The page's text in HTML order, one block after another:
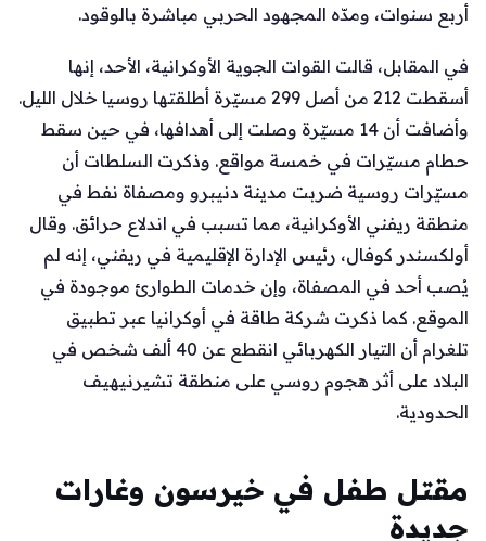
أربع سنوات، ومدّه المجهود الحربي مباشرة بالوقود.
في المقابل، قالت القوات الجوية الأوكرانية، الأحد، إنها
أسقطت 212 من أصل 299 مسيّرة أطلقتها روسيا خلال الليل.
وأضافت أن 14 مسيّرة وصلت إلى أهدافها، في حين سقط
حطام مسيّرات في خمسة مواقع. وذكرت السلطات أن
مسيّرات روسية ضربت مدينة دنيبرو ومصفاة نفط في
منطقة ريفني الأوكرانية، مما تسبب في اندلاع حرائق. وقال
أولكسندر كوفال، رئيس الإدارة الإقليمية في ريفني، إنه لم
يُصب أحد في المصفاة، وإن خدمات الطوارئ موجودة في
الموقع. كما ذكرت شركة طاقة في أوكرانيا عبر تطبيق
تلغرام أن التيار الكهربائي انقطع عن 40 ألف شخص في
البلاد على أثر هجوم روسي على منطقة تشيرنيهيف
الحدودية.
مقتل طفل في خيرسون وغارات
جديدة